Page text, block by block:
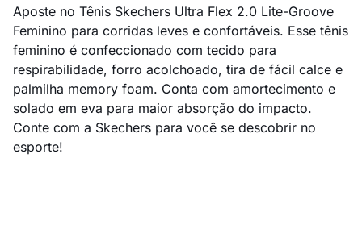
Aposte no Tênis Skechers Ultra Flex 2.0 Lite-Groove
Feminino para corridas leves e confortáveis. Esse tênis
feminino é confeccionado com tecido para
respirabilidade, forro acolchoado, tira de fácil calce e
palmilha memory foam. Conta com amortecimento e
solado em eva para maior absorção do impacto.
Conte com a Skechers para você se descobrir no
esporte!